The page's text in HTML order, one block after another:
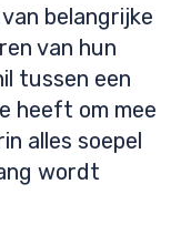
belangrijke
van hun
tussen een
heeft om mee
alles soepel
wordt